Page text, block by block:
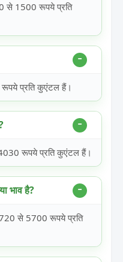
से 1500 रूपये प्रति
प्रति कुएंटल हैं।
रूपये प्रति कुएंटल हैं।
भाव है?
से 5700 रूपये प्रति